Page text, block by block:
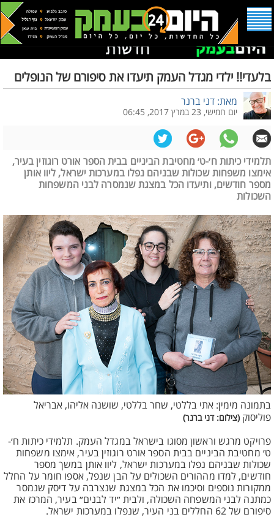
בלעדי!! ילדי מגדל העמק תיעדו את סיפורם של הנופלים
מאת: דני ברנר
יום חמישי, 23 במרץ 2017, 06:45
תלמידי כיתות ח׳-ט׳ מחטיבת הביניים בבית הספר אורט רוגוזין בעיר,
אימצו משפחות שכולות שבניהם נפלו במערכות ישראל, ליוו אותן
מספר חודשים, ותיעדו הכל במצגת שנמסרה לבני המשפחות
השכולות
בתמונה מימין: אתי בללטי, שחר בללטי, שושנה אליהו, אבריאל
פוליסוק (צילום: דני ברנר)
פרויקט מרגש וראשון מסוגו בישראל במגדל העמק. תלמידי כיתות ח׳-
ט׳ מחטיבת הביניים בבית הספר אורט רוגוזין בעיר, אימצו משפחות
שכולות שבניהם נפלו במערכות ישראל, ליוו אותן במשך מספר
חודשים, למדו מההורים השכולים על הבן שנפל, אספו חומר על החלל
ממקורות נוספים וסיכמו את הכל במצגת שנצרבה על דיסק שנמסר
כמתנה לבני המשפחה השכולה, ולבית ״יד לבנים״ בעיר, המרכז את
סיפורם של 62 החללים בני העיר, שנפלו במערכות ישראל.